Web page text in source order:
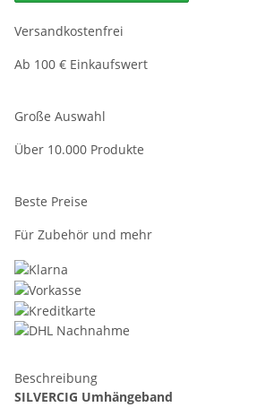
Versandkostenfrei
Ab 100 € Einkaufswert
Große Auswahl
Über 10.000 Produkte
Beste Preise
Für Zubehör und mehr
Beschreibung
SILVERCIG Umhängeband